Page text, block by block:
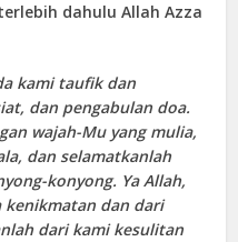
dahulu Allah Azza
kami taufik dan
dan pengabulan doa.
wajah-Mu yang mulia,
dan selamatkanlah
konyong. Ya Allah,
dan dari
dari kami kesulitan